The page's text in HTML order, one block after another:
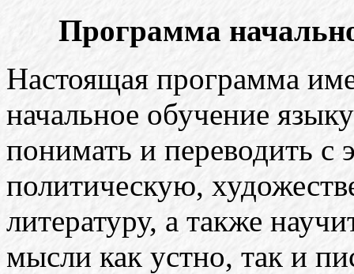
Программа
Настоящая программа
начальное обучение
понимать и переводить с
политическую,
литературу, а также
мысли как устно, так и